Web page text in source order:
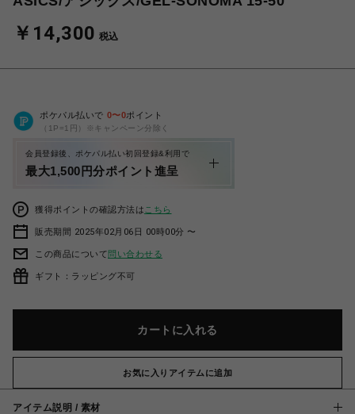
￥14,300 税込
ポケパル払いで 0〜0ポイント
（1P=1円）※キャンペーン分除く
会員登録後、ポケパル払い初回登録&利用で
最大1,500円分ポイント進呈
獲得ポイントの確認方法は こちら
販売期間 2025年02月06日 00時00分 〜
この商品について問い合わせる
ギフト：ラッピング不可
カートに入れる
お気に入りアイテムに追加
アイテム説明 / 素材